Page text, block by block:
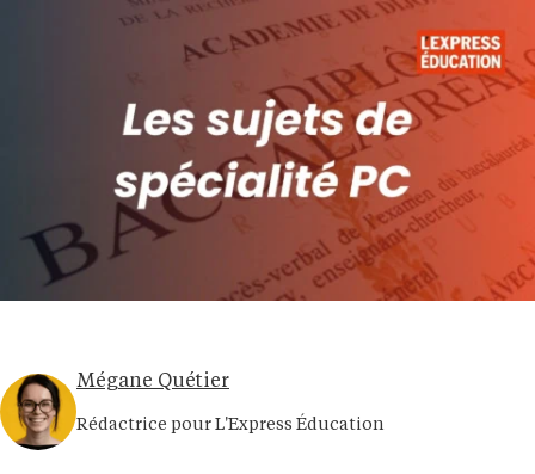
Mégane Quétier
Rédactrice pour L'Express Éducation